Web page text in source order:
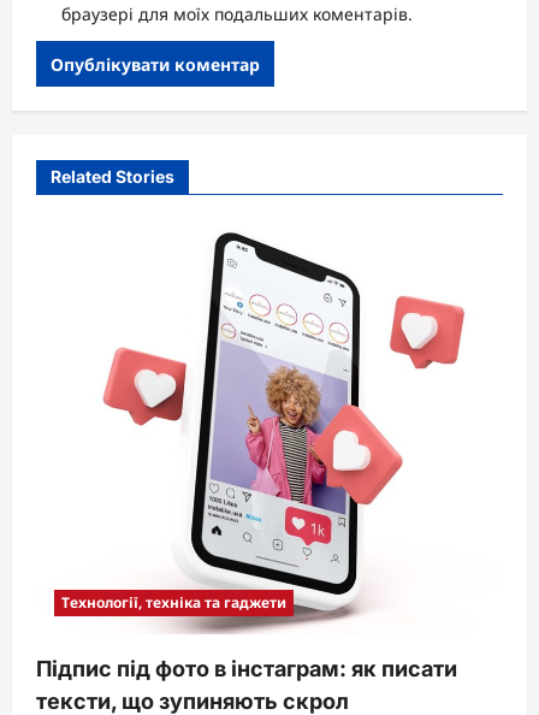
браузері для моїх подальших коментарів.
Related Stories
Технології, техніка та гаджети
Підпис під фото в інстаграм: як писати
тексти, що зупиняють скрол